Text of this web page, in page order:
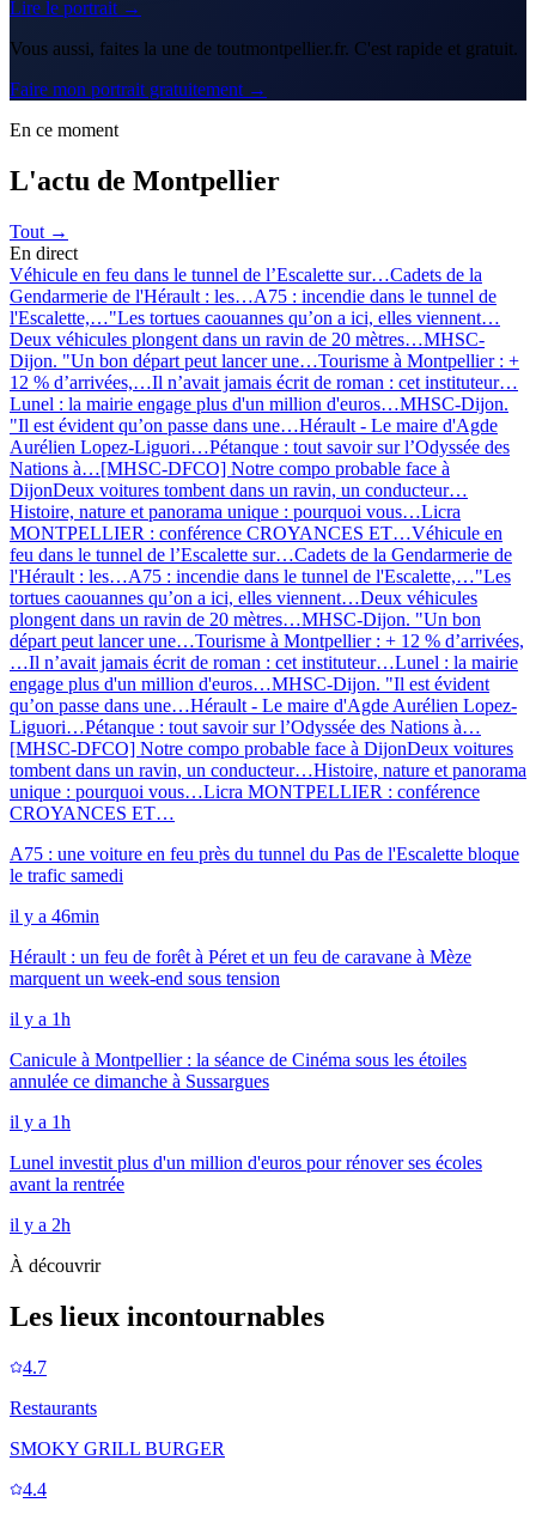
Lire le portrait →
Vous aussi, faites la une de toutmontpellier.fr. C'est rapide et gratuit.
Faire mon portrait gratuitement →
En ce moment
L'actu de Montpellier
Tout →
En direct
Véhicule en feu dans le tunnel de l’Escalette sur…Cadets de la
Gendarmerie de l'Hérault : les…A75 : incendie dans le tunnel de
l'Escalette,…"Les tortues caouannes qu’on a ici, elles viennent…
Deux véhicules plongent dans un ravin de 20 mètres…MHSC-
Dijon. "Un bon départ peut lancer une…Tourisme à Montpellier : +
12 % d’arrivées,…Il n’avait jamais écrit de roman : cet instituteur…
Lunel : la mairie engage plus d'un million d'euros…MHSC-Dijon.
"Il est évident qu’on passe dans une…Hérault - Le maire d'Agde
Aurélien Lopez-Liguori…Pétanque : tout savoir sur l’Odyssée des
Nations à…[MHSC-DFCO] Notre compo probable face à
DijonDeux voitures tombent dans un ravin, un conducteur…
Histoire, nature et panorama unique : pourquoi vous…Licra
MONTPELLIER : conférence CROYANCES ET…Véhicule en
feu dans le tunnel de l’Escalette sur…Cadets de la Gendarmerie de
l'Hérault : les…A75 : incendie dans le tunnel de l'Escalette,…"Les
tortues caouannes qu’on a ici, elles viennent…Deux véhicules
plongent dans un ravin de 20 mètres…MHSC-Dijon. "Un bon
départ peut lancer une…Tourisme à Montpellier : + 12 % d’arrivées,
…Il n’avait jamais écrit de roman : cet instituteur…Lunel : la mairie
engage plus d'un million d'euros…MHSC-Dijon. "Il est évident
qu’on passe dans une…Hérault - Le maire d'Agde Aurélien Lopez-
Liguori…Pétanque : tout savoir sur l’Odyssée des Nations à…
[MHSC-DFCO] Notre compo probable face à DijonDeux voitures
tombent dans un ravin, un conducteur…Histoire, nature et panorama
unique : pourquoi vous…Licra MONTPELLIER : conférence
CROYANCES ET…
A75 : une voiture en feu près du tunnel du Pas de l'Escalette bloque
le trafic samedi
il y a 46min
Hérault : un feu de forêt à Péret et un feu de caravane à Mèze
marquent un week-end sous tension
il y a 1h
Canicule à Montpellier : la séance de Cinéma sous les étoiles
annulée ce dimanche à Sussargues
il y a 1h
Lunel investit plus d'un million d'euros pour rénover ses écoles
avant la rentrée
il y a 2h
À découvrir
Les lieux incontournables
4.7
Restaurants
SMOKY GRILL BURGER
4.4